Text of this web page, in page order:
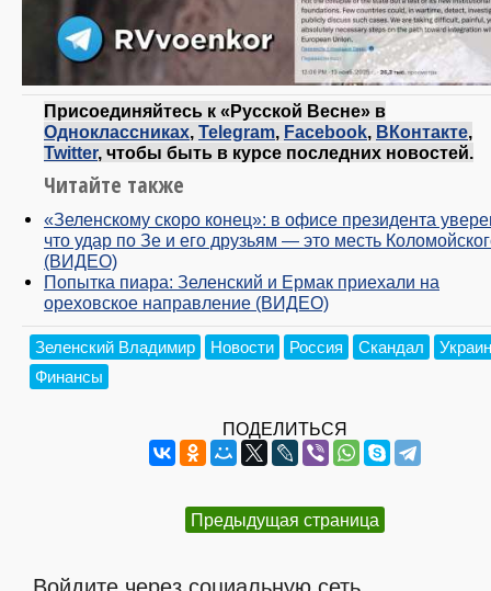
Присоединяйтесь к «Русской Весне» в
Одноклассниках, Telegram, Facebook, ВКонтакте,
Twitter, чтобы быть в курсе последних новостей.
Читайте также
«Зеленскому скоро конец»: в офисе президента
что удар по Зе и его друзьям — это месть
(ВИДЕО)
Попытка пиара: Зеленский и Ермак приехали на
ореховское направление (ВИДЕО)
Зеленский Владимир Новости Россия Скандал
Финансы
ПОДЕЛИТЬСЯ
Предыдущая страница